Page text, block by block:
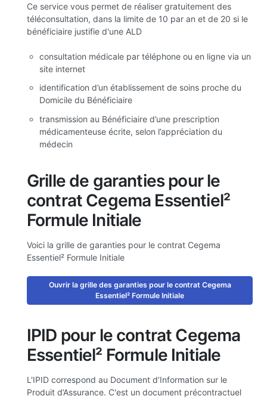
Ce service vous permet de réaliser gratuitement des
téléconsultation, dans la limite de 10 par an et de 20 si le
bénéficiaire justifie d'une ALD
consultation médicale par téléphone ou en ligne via un
site internet
identification d’un établissement de soins proche du
Domicile du Bénéficiaire
transmission au Bénéficiaire d’une prescription
médicamenteuse écrite, selon l’appréciation du
médecin
Grille de garanties pour le
contrat Cegema Essentiel²
Formule Initiale
Voici la grille de garanties pour le contrat Cegema
Essentiel² Formule Initiale
Ouvrir la grille des garanties pour le contrat Cegema
Essentiel² Formule Initiale
IPID pour le contrat Cegema
Essentiel² Formule Initiale
L'IPID correspond au Document d’Information sur le
Produit d’Assurance. C'est un document précontractuel